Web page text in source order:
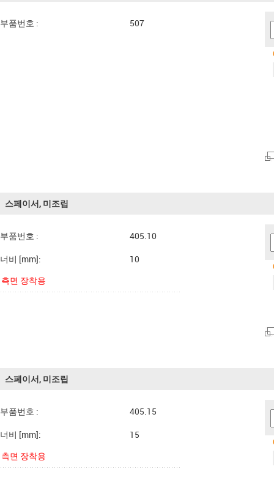
부품번호 : 507
스페이서, 미조립
부품번호 :
405.10
너비 [mm]:
10
측면 장착용
스페이서, 미조립
부품번호 :
405.15
너비 [mm]:
15
측면 장착용